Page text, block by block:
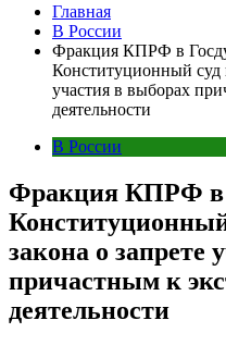
Главная
В России
Фракция КПРФ в
Конституционный суд
участия в выборах
деятельности
В России
Фракция КПРФ в
закона о запрете
причастным к
деятельности